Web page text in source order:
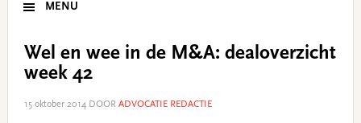
MENU
Wel en wee in de M&A: dealoverzicht
week 42
15 oktober 2014DOOR ADVOCATIE REDACTIE